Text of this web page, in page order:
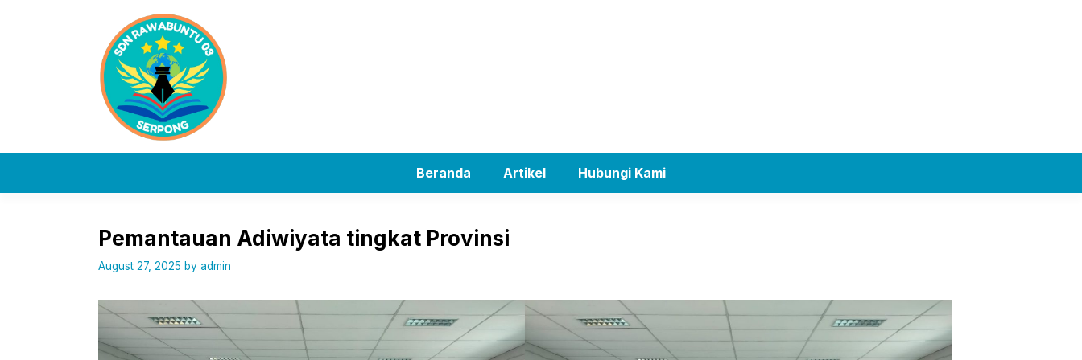
Beranda Artikel Hubungi Kami
Pemantauan Adiwiyata tingkat Provinsi
August 27, 2025 by admin